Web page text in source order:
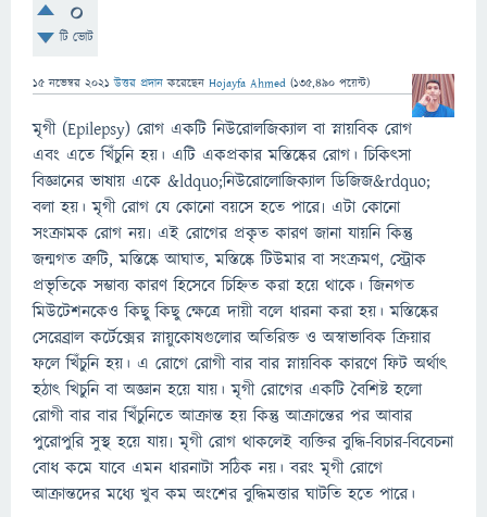
0
টি ভোট
15 নভেম্বর 2021 উত্তর প্রদান করেছেন Hojayfa Ahmed (135,490 পয়েন্ট)
মৃগী (Epilepsy) রোগ একটি নিউরোলজিক্যাল বা স্নায়বিক রোগ
এবং এতে খিঁচুনি হয়। এটি একপ্রকার মস্তিষ্কের রোগ। চিকিৎসা
বিজ্ঞানের ভাষায় একে &ldquo;নিউরোলোজিক্যাল ডিজিজ&rdquo;
বলা হয়। মৃগী রোগ যে কোনো বয়সে হতে পারে৷ এটা কোনো
সংক্রামক রোগ নয়৷ এই রোগের প্রকৃত কারণ জানা যায়নি কিন্তু
জন্মগত ত্রুটি, মস্তিষ্কে আঘাত, মস্তিষ্কে টিউমার বা সংক্রমণ, স্ট্রোক
প্রভৃতিকে সম্ভাব্য কারণ হিসেবে চিহ্নিত করা হয়ে থাকে। জিনগত
মিউটেশনকেও কিছু কিছু ক্ষেত্রে দায়ী বলে ধারনা করা হয়। মস্তিষ্কের
সেরেব্রাল কর্টেক্সের স্নায়ুকোষগুলোর অতিরিক্ত ও অস্বাভাবিক ক্রিয়ার
ফলে খিঁচুনি হয়। এ রোগে রোগী বার বার স্নায়বিক কারণে ফিট অর্থাৎ
হঠাৎ খিচুনি বা অজ্ঞান হয়ে যায়। মৃগী রোগের একটি বৈশিষ্ট হলো
রোগী বার বার খিঁচুনিতে আক্রান্ত হয় কিন্তু আক্রান্তের পর আবার
পুরোপুরি সুস্থ হয়ে যায়৷ মৃগী রোগ থাকলেই ব্যক্তির বুদ্ধি-বিচার-বিবেচনা
বোধ কমে যাবে এমন ধারনাটা সঠিক নয়। বরং মৃগী রোগে
আক্রান্তদের মধ্যে খুব কম অংশের বুদ্ধিমত্তার ঘাটতি হতে পারে।